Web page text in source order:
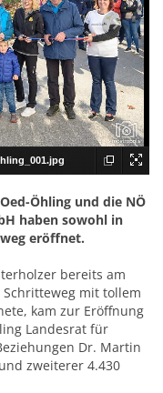
Öhling und die NÖ
haben sowohl in
eröffnet.
bereits am
mit tollem
kam zur Eröffnung
Landesrat für
Dr. Martin
zweiterer 4.430